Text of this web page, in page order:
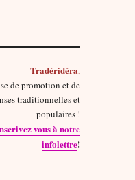
Tradéridéra,
de promotion et de
traditionnelles et
populaires !
vous à notre
infolettre!